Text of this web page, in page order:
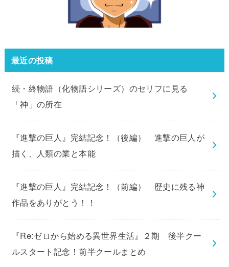
最近の投稿
続・終物語（化物語シリーズ）のセリフに見る
「神」の所在
『進撃の巨人』完結記念！（後編） 進撃の巨人が
描く、人類の業と本能
『進撃の巨人』完結記念！（前編） 歴史に残る神
作品をありがとう！！
『Re:ゼロから始める異世界生活』２期 後半クー
ルスタート記念！前半クールまとめ